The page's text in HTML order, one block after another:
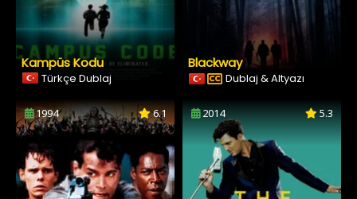
Kampüs Kodu
Türkçe Dublaj
Blackway
Dublaj & Altyazı
1994 6.1 2014 5.3